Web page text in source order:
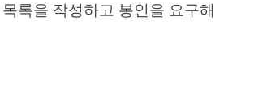
을 작성하고 봉인을 요구해